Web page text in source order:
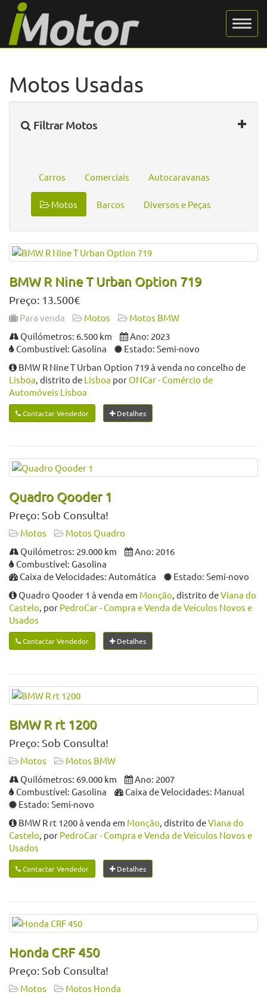
Motos Usadas
Filtrar Motos
Carros Comerciais Autocaravanas
Motos Barcos Diversos e Peças
BMW R Nine T Urban Option 719
Preço: 13.500€
Para venda Motos
Motos BMW
Quilómetros: 6.500 km
Ano: 2023
Combustível: Gasolina
Estado: Semi-novo
BMW R Nine T Urban Option 719 à venda no concelho de
Lisboa, distrito de Lisboa porONCar - Comércio de
Automóveis Lisboa
Contactar Vendedor Detalhes
Quadro Qooder 1
Preço: Sob Consulta!
Motos
Motos Quadro
Quilómetros: 29.000 km
Ano: 2016
Combustível: Gasolina
Caixa de Velocidades: Automática
Estado: Semi-novo
Quadro Qooder 1 à venda em Monção, distrito deViana do
Castelo, por PedroCar - Compra e Venda de Veículos Novos e
Usados
Contactar Vendedor Detalhes
BMW R rt 1200
Preço: Sob Consulta!
Motos
Motos BMW
Quilómetros: 69.000 km
Ano: 2007
Combustível: Gasolina
Caixa de Velocidades: Manual
Estado: Semi-novo
BMW R rt 1200 à venda em Monção, distrito deViana do
Castelo, por PedroCar - Compra e Venda de Veículos Novos e
Usados
Contactar Vendedor Detalhes
Honda CRF 450
Preço: Sob Consulta!
Motos
Motos Honda